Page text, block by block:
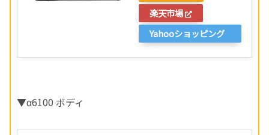
楽天市場
Yahooショッピング
▼α6100 ボディ